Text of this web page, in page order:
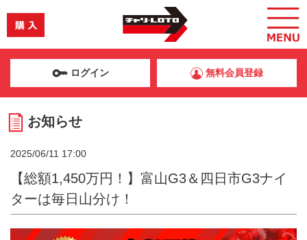
ログイン 無料会員登録
お知らせ
2025/06/11 17:00
【総額1,450万円！】富山G3＆四日市G3ナイ
ターは毎日山分け！